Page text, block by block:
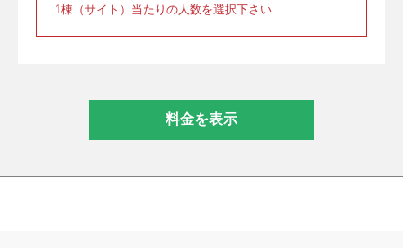
1棟（サイト）当たりの人数を選択下さい
料金を表示